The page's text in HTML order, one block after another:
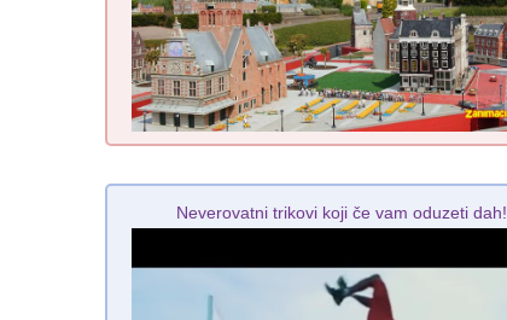
Neverovatni trikovi koji če vam oduzeti dah!